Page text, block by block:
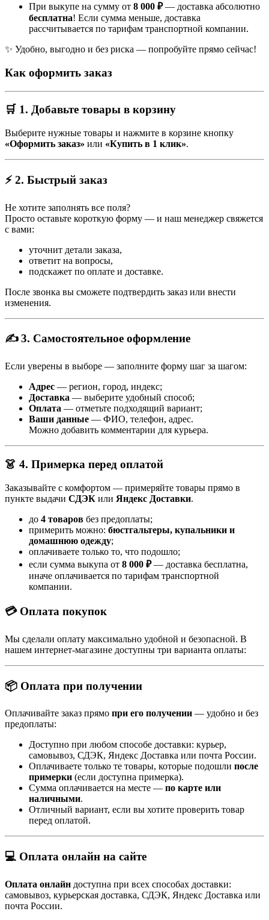
При выкупе на сумму от 8 000 ₽— доставка абсолютно
бесплатна! Если сумма меньше, доставка
рассчитывается по тарифам транспортной компании.
✨ Удобно, выгодно и без риска — попробуйте прямо сейчас!
Как оформить заказ
🛒 1. Добавьте товары в корзину
Выберите нужные товары и нажмите в корзине кнопку
«Оформить заказ» или «Купить в 1 клик».
⚡ 2. Быстрый заказ
Не хотите заполнять все поля?
Просто оставьте короткую форму — и наш менеджер свяжется
с вами:
уточнит детали заказа,
ответит на вопросы,
подскажет по оплате и доставке.
После звонка вы сможете подтвердить заказ или внести
изменения.
✍️ 3. Самостоятельное оформление
Если уверены в выборе — заполните форму шаг за шагом:
Адрес — регион, город, индекс;
Доставка — выберите удобный способ;
Оплата — отметьте подходящий вариант;
Ваши данные — ФИО, телефон, адрес.
Можно добавить комментарии для курьера.
👗 4. Примерка перед оплатой
Заказывайте с комфортом — примеряйте товары прямо в
пункте выдачи СДЭК или Яндекс Доставки.
до 4 товаров без предоплаты;
примерить можно: бюстгальтеры, купальники и
домашнюю одежду;
оплачиваете только то, что подошло;
если сумма выкупа от 8 000 ₽— доставка бесплатна,
иначе оплачивается по тарифам транспортной
компании.
💳 Оплата покупок
Мы сделали оплату максимально удобной и безопасной. В
нашем интернет-магазине доступны три варианта оплаты:
📦 Оплата при получении
Оплачивайте заказ прямо при его получении — удобно и без
предоплаты:
Доступно при любом способе доставки: курьер,
самовывоз, СДЭК, Яндекс Доставка или почта России.
Оплачиваете только те товары, которые подошли после
примерки (если доступна примерка).
Сумма оплачивается на месте — по карте или
наличными.
Отличный вариант, если вы хотите проверить товар
перед оплатой.
💻 Оплата онлайн на сайте
Оплата онлайн доступна при всех способах доставки:
самовывоз, курьерская доставка, СДЭК, Яндекс Доставка или
почта России.